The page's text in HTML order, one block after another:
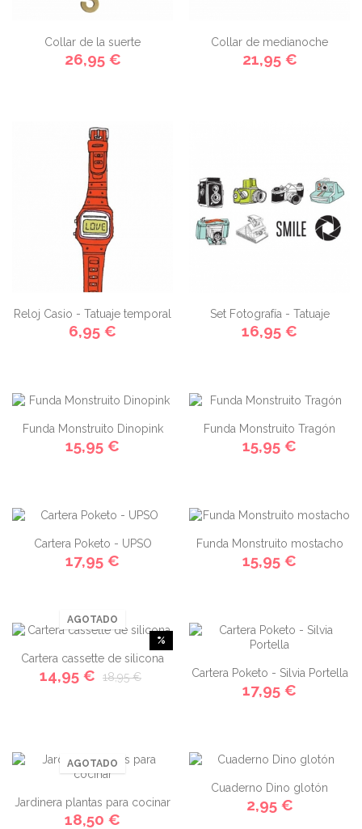
Collar de la suerte
26,95 €
Collar de medianoche
21,95 €
Reloj Casio - Tatuaje temporal
6,95 €
Set Fotografía - Tatuaje
temporal
16,95 €
Funda Monstruito Dinopink
15,95 €
Funda Monstruito Tragón
15,95 €
Cartera Poketo - UPSO
17,95 €
Funda Monstruito mostacho
15,95 €
%
AGOTADO
Cartera cassette de silicona
14,95 € 18,95 € Cartera Poketo - Silvia Portella
17,95 €
AGOTADO
Jardinera plantas para cocinar
18,50 €
Cuaderno Dino glotón
2,95 €